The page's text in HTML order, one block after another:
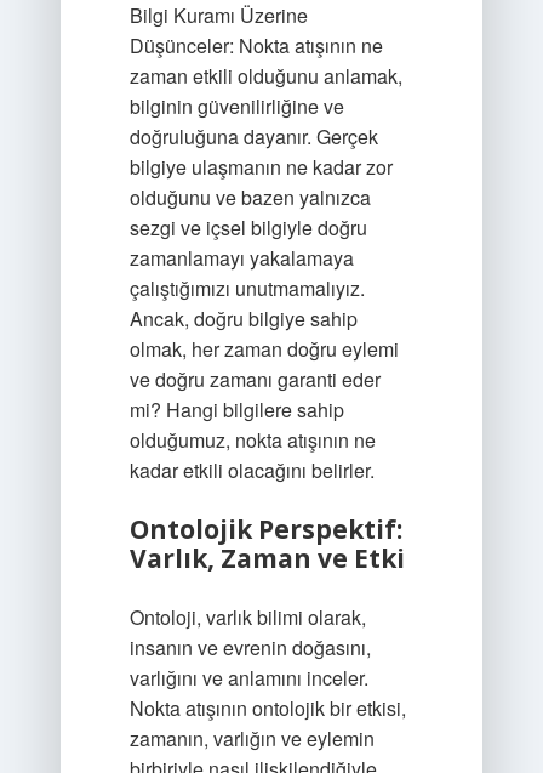
Bilgi Kuramı Üzerine
Düşünceler: Nokta atışının ne
zaman etkili olduğunu anlamak,
bilginin güvenilirliğine ve
doğruluğuna dayanır. Gerçek
bilgiye ulaşmanın ne kadar zor
olduğunu ve bazen yalnızca
sezgi ve içsel bilgiyle doğru
zamanlamayı yakalamaya
çalıştığımızı unutmamalıyız.
Ancak, doğru bilgiye sahip
olmak, her zaman doğru eylemi
ve doğru zamanı garanti eder
mi? Hangi bilgilere sahip
olduğumuz, nokta atışının ne
kadar etkili olacağını belirler.
Ontolojik Perspektif:
Varlık, Zaman ve Etki
Ontoloji, varlık bilimi olarak,
insanın ve evrenin doğasını,
varlığını ve anlamını inceler.
Nokta atışının ontolojik bir etkisi,
zamanın, varlığın ve eylemin